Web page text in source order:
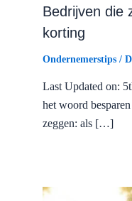
Bedrijven die
korting
Ondernemerstips /
Last Updated on:
het woord
zeggen: als […]